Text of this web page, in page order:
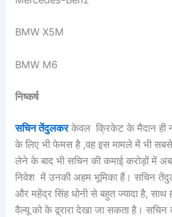
BMW X5M
BMW M6
निष्कर्ष
सचिन तेंदुलकरकेवल क्रिकेट के मैदान ही
के लिए भी फेमस है ,वह इस मामले में भी
लेने के बाद भी सचिन की कमाई करोड़ों में
निवेश में उनकी अहम भूमिका हैं। सचिन
और महेंद्र सिंह धोनी से बहुत ज्यादा है, साथ
वैल्यू को के द्व्रारा देखा जा सकता है।